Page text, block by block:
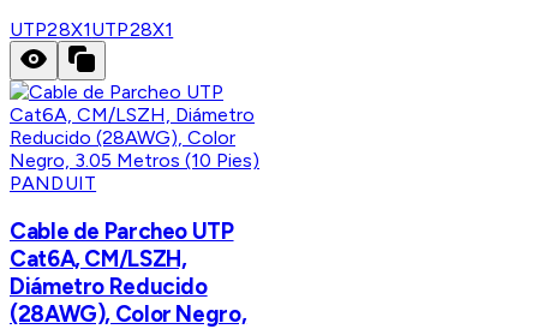
UTP28X1UTP28X1
PANDUIT
Cable de Parcheo UTP
Cat6A, CM/LSZH,
Diámetro Reducido
(28AWG), Color Negro,